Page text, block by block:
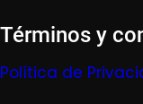
Términos y
Política de